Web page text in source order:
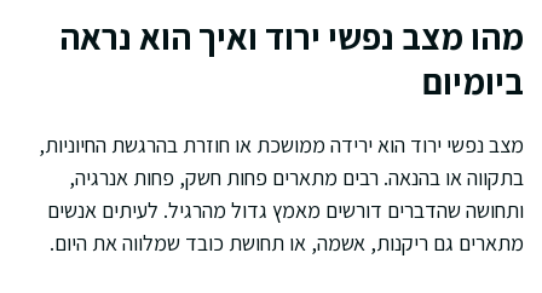
מהו מצב נפשי ירוד ואיך הוא נראה
ביומיום
מצב נפשי ירוד הוא ירידה ממושכת או חוזרת בהרגשת החיוניות,
בתקווה או בהנאה. רבים מתארים פחות חשק, פחות אנרגיה,
ותחושה שהדברים דורשים מאמץ גדול מהרגיל. לעיתים אנשים
מתארים גם ריקנות, אשמה, או תחושת כובד שמלווה את היום.